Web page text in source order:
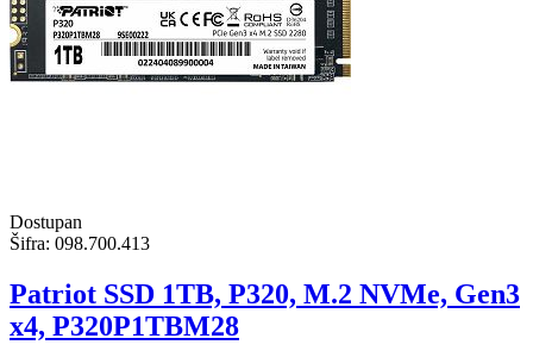
Dostupan
Šifra: 098.700.413
Patriot SSD 1TB, P320, M.2 NVMe, Gen3
x4, P320P1TBM28